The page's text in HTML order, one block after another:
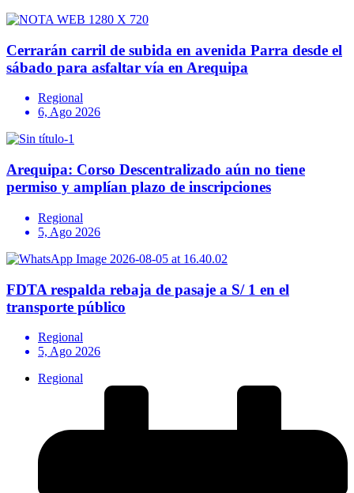
Cerrarán carril de subida en avenida Parra desde el
sábado para asfaltar vía en Arequipa
Regional
6, Ago 2026
Arequipa: Corso Descentralizado aún no tiene
permiso y amplían plazo de inscripciones
Regional
5, Ago 2026
FDTA respalda rebaja de pasaje a S/ 1 en el
transporte público
Regional
5, Ago 2026
Regional